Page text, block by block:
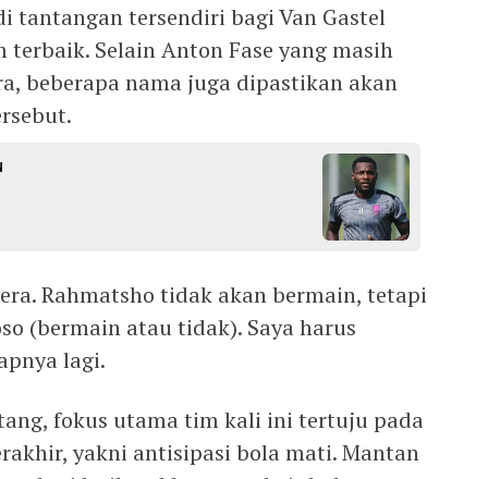
tantangan tersendiri bagi Van Gastel
Selain Anton Fase yang masih
beberapa nama juga dipastikan akan
Rahmatsho tidak akan bermain, tetapi
(bermain atau tidak). Saya harus
lagi.
fokus utama tim kali ini tertuju pada
yakni antisipasi bola mati. Mantan